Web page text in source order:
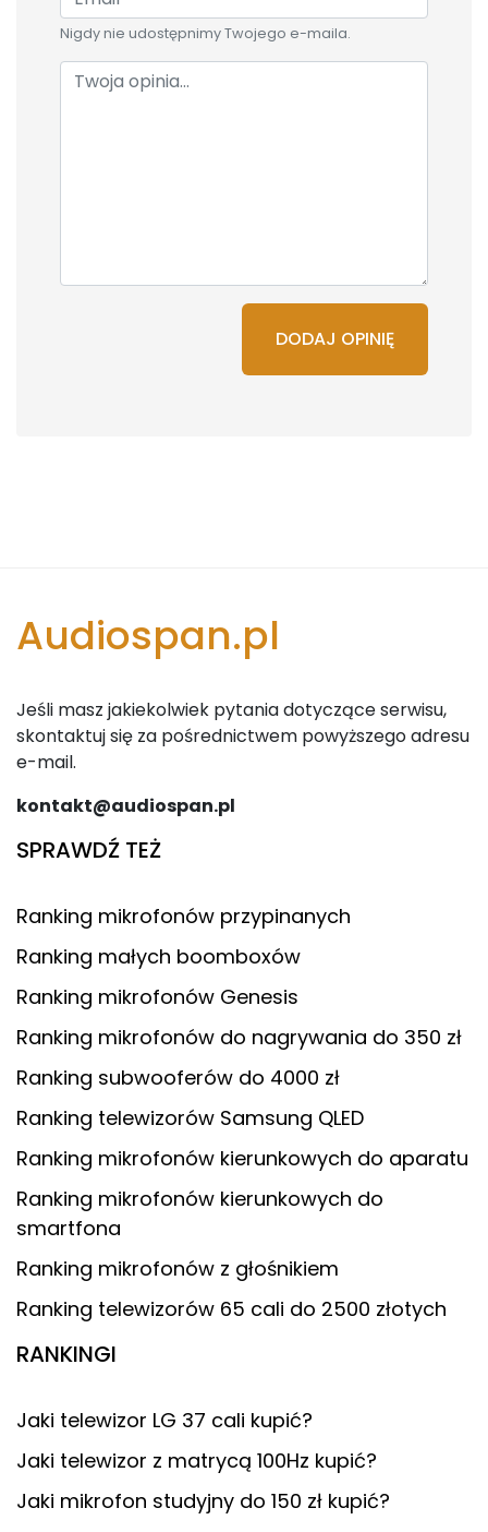
Nigdy nie udostępnimy Twojego e-maila.
DODAJ OPINIĘ
Audiospan.pl
Jeśli masz jakiekolwiek pytania dotyczące serwisu,
skontaktuj się za pośrednictwem powyższego adresu
e-mail.
kontakt@audiospan.pl
SPRAWDŹ TEŻ
Ranking mikrofonów przypinanych
Ranking małych boomboxów
Ranking mikrofonów Genesis
Ranking mikrofonów do nagrywania do 350 zł
Ranking subwooferów do 4000 zł
Ranking telewizorów Samsung QLED
Ranking mikrofonów kierunkowych do aparatu
Ranking mikrofonów kierunkowych do
smartfona
Ranking mikrofonów z głośnikiem
Ranking telewizorów 65 cali do 2500 złotych
RANKINGI
Jaki telewizor LG 37 cali kupić?
Jaki telewizor z matrycą 100Hz kupić?
Jaki mikrofon studyjny do 150 zł kupić?